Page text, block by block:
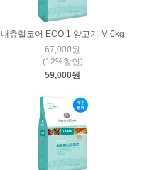
내츄럴코어 ECO 1 양고기 M 6kg
67,000원
(12%할인)
59,000원